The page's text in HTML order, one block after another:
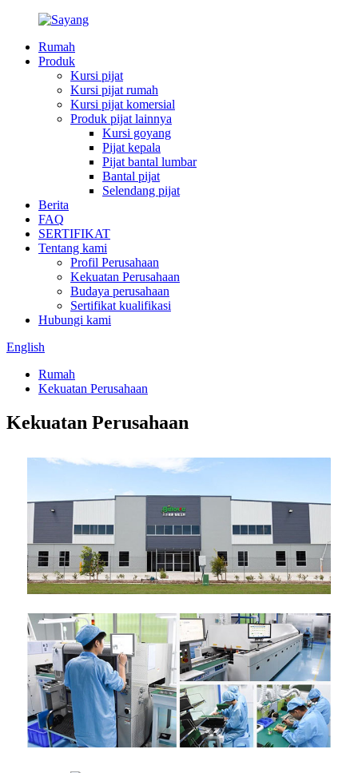
Rumah
Produk
Kursi pijat
Kursi pijat rumah
Kursi pijat komersial
Produk pijat lainnya
Kursi goyang
Pijat kepala
Pijat bantal lumbar
Bantal pijat
Selendang pijat
Berita
FAQ
SERTIFIKAT
Tentang kami
Profil Perusahaan
Kekuatan Perusahaan
Budaya perusahaan
Sertifikat kualifikasi
Hubungi kami
English
Rumah
Kekuatan Perusahaan
Kekuatan Perusahaan